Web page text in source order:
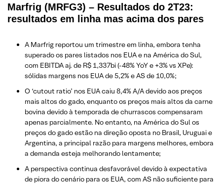
Marfrig (MRFG3) – Resultados do 2T23:
resultados em linha mas acima dos pares
A Marfrig reportou um trimestre em linha, embora tenha
superado os pares listados nos EUA e na América do Sul,
com EBITDA aj. de R$ 1,337bi (-48% YoY e +3% vs XPe):
sólidas margens nos EUA de 5,2% e AS de 10,0%;
O ‘cutout ratio’ nos EUA caiu 8,4% A/A devido aos preços
mais altos do gado, enquanto os preços mais altos da carne
bovina devido à temporada de churrascos compensaram
apenas parcialmente. No entanto, na América do Sul os
preços do gado estão na direção oposta no Brasil, Uruguai e
Argentina, a principal razão para margens melhores, embora
a demanda esteja melhorando lentamente;
A perspectiva continua desfavorável devido à expectativa
de piora do cenário para os EUA, com AS não suficiente para